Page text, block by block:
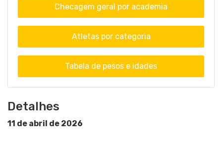
Detalhes
11 de abril de 2026
Checagem geral por academia
Atletas por categoria
Tabela de pesos e idades